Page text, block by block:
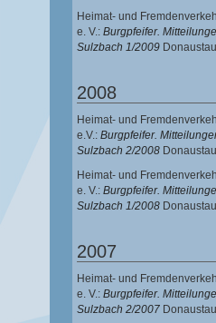
Heimat- und
e. V.: Burgpfeifer.
Sulzbach 1/2009
2008
Heimat- und
e.V.: Burgpfeifer.
Sulzbach 2/2008
Heimat- und
e. V.: Burgpfeifer.
Sulzbach 1/2008
2007
Heimat- und
e. V.: Burgpfeifer.
Sulzbach 2/2007